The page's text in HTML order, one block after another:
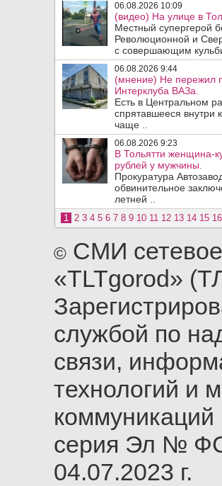
06.08.2026 10:09
(видео) На улице в
Местный супергерой
Революционной и
с совершающим
06.08.2026 9:44
(мнение) Не пережил
Интерклуба ВАЗа.
Есть в Центральном
спрятавшееся внутри
чаще ..
06.08.2026 9:23
В Тольятти женщина-
рублей у мужчины.
Прокуратура
обвинительное
летней ..
1 2 3 4 5 6 7 8 9 10 11 12 13 14 15 16
© СМИ
«TLTgorod»
службой по
связи,
технологий и
серия Эл №
04.07.2023 г.